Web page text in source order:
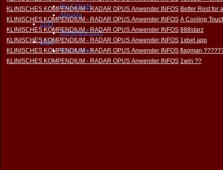
Rio Celeste
Alajuela
2015
Römerfest 2015
2016
Voix du Bois
KLINISCHES KOMPENDIUM - RADAR OPUS Anwender INFOS Better Rest for
KLINISCHES KOMPENDIUM - RADAR OPUS Anwender INFOS A Cooling
KLINISCHES KOMPENDIUM - RADAR OPUS Anwender INFOS 888starz
KLINISCHES KOMPENDIUM - RADAR OPUS Anwender INFOS 1xbet app
KLINISCHES KOMPENDIUM - RADAR OPUS Anwender INFOS flagman
KLINISCHES KOMPENDIUM - RADAR OPUS Anwender INFOS 1win ??